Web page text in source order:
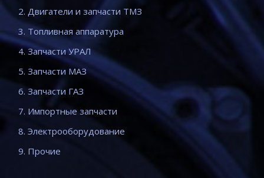
2. Двигатели и запчасти ТМЗ
3. Топливная аппаратура
4. Запчасти УРАЛ
5. Запчасти МАЗ
6. Запчасти ГАЗ
7. Импортные запчасти
8. Электрооборудование
9. Прочие